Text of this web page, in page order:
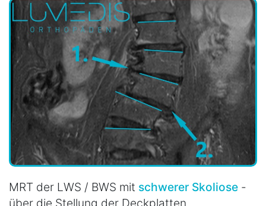
MRT der LWS / BWS mit schwerer Skoliose -
über die Stellung der Deckplatten